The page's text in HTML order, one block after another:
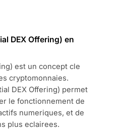
DEX Offering) en
est un concept cle
cryptomonnaies.
DEX Offering) permet
le fonctionnement de
numeriques, et de
plus eclairees.